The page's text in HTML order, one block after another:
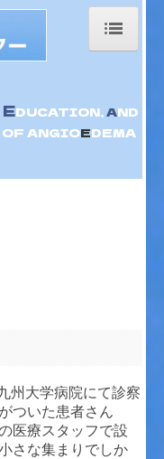
EDUCATION,AND
ANGIOEDEMA
州大学病院にて診察
ついた患者さん
医療スタッフで設
さな集まりでしか